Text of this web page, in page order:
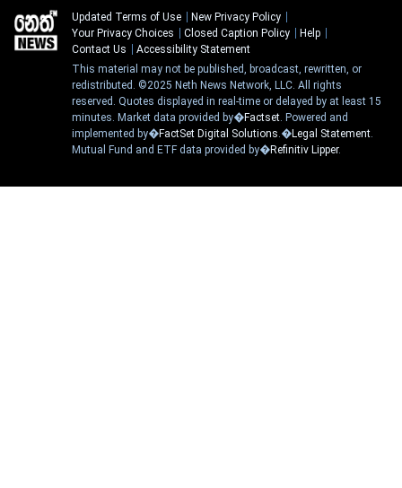
Updated Terms of Use
New Privacy Policy
Your Privacy Choices
Closed Caption Policy
Help
Contact Us
Accessibility Statement
This material may not be published, broadcast, rewritten, or
redistributed. ©2025 Neth News Network, LLC. All rights
reserved. Quotes displayed in real-time or delayed by at least 15
minutes. Market data provided by�Factset. Powered and
implemented by�FactSet Digital Solutions.�Legal Statement.
Mutual Fund and ETF data provided by�Refinitiv Lipper.